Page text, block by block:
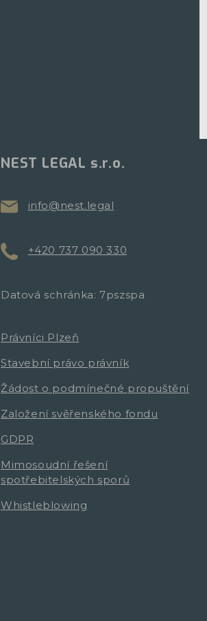
NEST LEGAL s.r.o.
info@nest.legal
+420 737 090 330
Datová schránka: 7pszspa
Právníci Plzeň
Stavební právo právník
Žádost o podmínečné propuštění
Založení svěřenského fondu
GDPR
Mimosoudní řešení
spotřebitelských sporů
Whistleblowing